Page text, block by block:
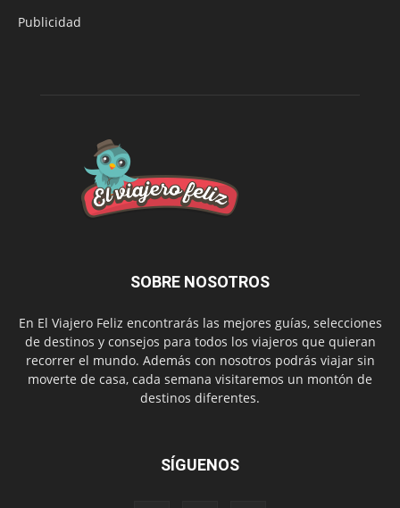
Publicidad
SOBRE NOSOTROS
En El Viajero Feliz encontrarás las mejores guías, selecciones
de destinos y consejos para todos los viajeros que quieran
recorrer el mundo. Además con nosotros podrás viajar sin
moverte de casa, cada semana visitaremos un montón de
destinos diferentes.
SÍGUENOS